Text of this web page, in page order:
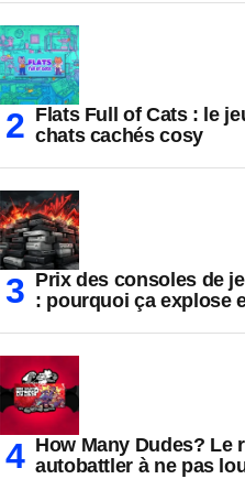
Flats Full of Cats : le
chats cachés cosy
Prix des consoles de
: pourquoi ça explose
How Many Dudes? Le
autobattler à ne pas